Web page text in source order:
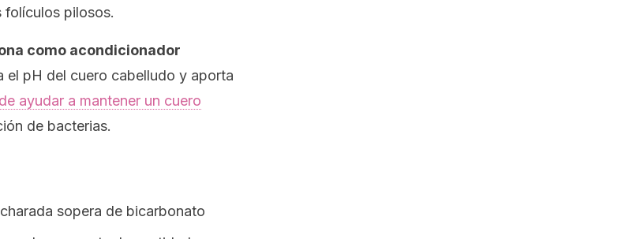
folículos pilosos.
como acondicionador
el pH del cuero cabelludo y aporta
ayudar a mantener un cuero
de bacterias.
sopera de bicarbonato